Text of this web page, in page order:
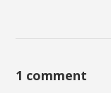
1 comment